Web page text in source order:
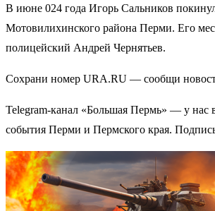
В июне 024 года Игорь Сальников
Мотовилихинского района Перми. Его
полицейский Андрей Чернятьев.
Сохрани номер URA.RU — сообщи
Telegram-канал «Большая Пермь» — у нас
события Перми и Пермского края.